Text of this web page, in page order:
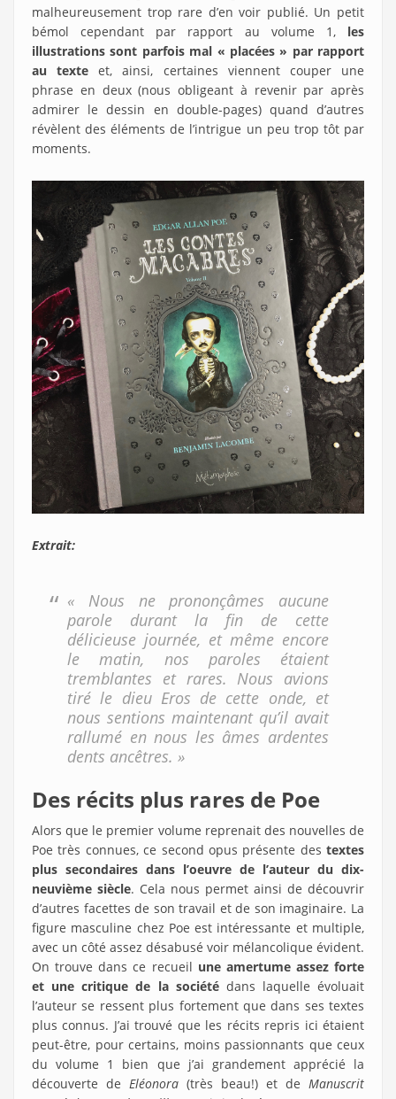
malheureusement trop rare d’en voir publié. Un petit
bémol cependant par rapport au volume 1, les
illustrations sont parfois mal « placées » par rapport
au texteet, ainsi, certaines viennent couper une
phrase en deux (nous obligeant à revenir par après
admirer le dessin en double-pages) quand d’autres
révèlent des éléments de l’intrigue un peu trop tôt par
moments.
Extrait:
« Nous ne prononçâmes aucune
parole durant la fin de cette
délicieuse journée, et même encore
le matin, nos paroles étaient
tremblantes et rares. Nous avions
tiré le dieu Eros de cette onde, et
nous sentions maintenant qu’il avait
rallumé en nous les âmes ardentes
dents ancêtres. »
Des récits plus rares de Poe
Alors que le premier volume reprenait des nouvelles de
Poe très connues, ce second opus présente des textes
plus secondaires dans l’oeuvre de l’auteur du dix-
neuvième siècle. Cela nous permet ainsi de découvrir
d’autres facettes de son travail et de son imaginaire. La
figure masculine chez Poe est intéressante et multiple,
avec un côté assez désabusé voir mélancolique évident.
On trouve dans ce recueil une amertume assez forte
et une critique de la société dans laquelle évoluait
l’auteur se ressent plus fortement que dans ses textes
plus connus. J’ai trouvé que les récits repris ici étaient
peut-être, pour certains, moins passionnants que ceux
du volume 1 bien que j’ai grandement apprécié la
découverte de Eléonora (très beau!) et de Manuscrit